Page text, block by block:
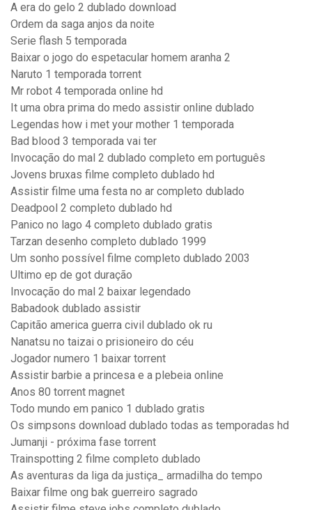
A era do gelo 2 dublado download
Ordem da saga anjos da noite
Serie flash 5 temporada
Baixar o jogo do espetacular homem aranha 2
Naruto 1 temporada torrent
Mr robot 4 temporada online hd
It uma obra prima do medo assistir online dublado
Legendas how i met your mother 1 temporada
Bad blood 3 temporada vai ter
Invocação do mal 2 dublado completo em português
Jovens bruxas filme completo dublado hd
Assistir filme uma festa no ar completo dublado
Deadpool 2 completo dublado hd
Panico no lago 4 completo dublado gratis
Tarzan desenho completo dublado 1999
Um sonho possível filme completo dublado 2003
Ultimo ep de got duração
Invocação do mal 2 baixar legendado
Babadook dublado assistir
Capitão america guerra civil dublado ok ru
Nanatsu no taizai o prisioneiro do céu
Jogador numero 1 baixar torrent
Assistir barbie a princesa e a plebeia online
Anos 80 torrent magnet
Todo mundo em panico 1 dublado gratis
Os simpsons download dublado todas as temporadas hd
Jumanji - próxima fase torrent
Trainspotting 2 filme completo dublado
As aventuras da liga da justiça_ armadilha do tempo
Baixar filme ong bak guerreiro sagrado